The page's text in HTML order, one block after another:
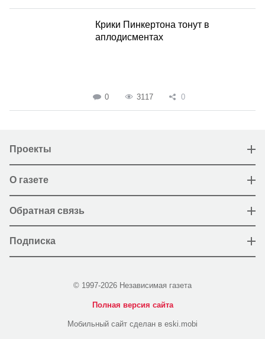
Крики Пинкертона тонут в
аплодисментах
0 3117 0
Проекты
О газете
Обратная связь
Подписка
© 1997-2026 Независимая газета
Полная версия сайта
Мобильный сайт сделан в eski.mobi